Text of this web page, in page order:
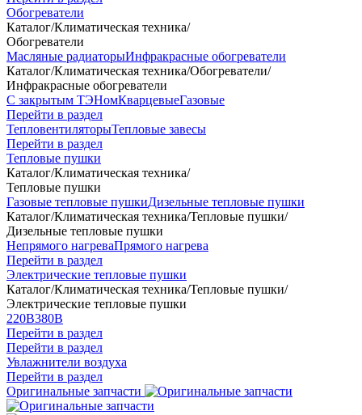
Обогреватели
Каталог/Климатическая техника/
Обогреватели
Масляные радиаторыИнфракрасные обогреватели
Каталог/Климатическая техника/Обогреватели/
Инфракрасные обогреватели
С закрытым ТЭНомКварцевыеГазовые
Перейти в раздел
ТепловентиляторыТепловые завесы
Перейти в раздел
Тепловые пушки
Каталог/Климатическая техника/
Тепловые пушки
Газовые тепловые пушкиДизельные тепловые пушки
Каталог/Климатическая техника/Тепловые пушки/
Дизельные тепловые пушки
Непрямого нагреваПрямого нагрева
Перейти в раздел
Электрические тепловые пушки
Каталог/Климатическая техника/Тепловые пушки/
Электрические тепловые пушки
220В380В
Перейти в раздел
Перейти в раздел
Увлажнители воздуха
Перейти в раздел
Оригинальные запчасти